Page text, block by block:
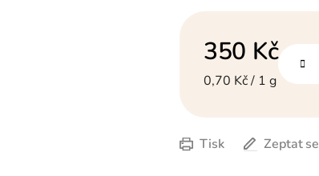
350 Kč
Měrná cena:
0,70 Kč / 1 g
Tisk Zeptat se